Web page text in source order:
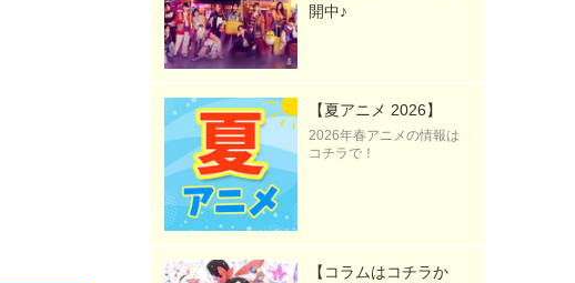
開中♪
【夏アニメ 2026】
2026年春アニメの情報は
コチラで！
【コラムはコチラか